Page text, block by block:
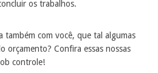
os trabalhos.
também com você, que tal algumas
orçamento? Confira essas nossas
controle!